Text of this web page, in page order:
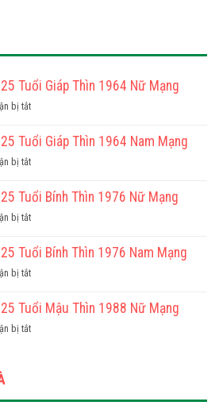
Tuổi Giáp Thìn 1964 Nữ Mạng
bị tắtở
Vi
2025
Giáp
Mạng
Tuổi Giáp Thìn 1964 Nam Mạng
bị tắtở
Vi
2025
Giáp
Mạng
Tuổi Bính Thìn 1976 Nữ Mạng
bị tắtở
Vi
2025
Bính
Tuổi Bính Thìn 1976 Nam Mạng
bị tắtở
Vi
2025
Tuổi Mậu Thìn 1988 Nữ Mạng
bị tắtở
Tuổi